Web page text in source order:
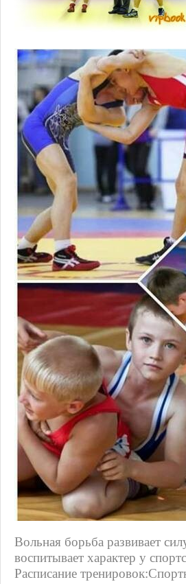
Вольная борьба развивает
воспитывает характер у
Расписание тренировок: